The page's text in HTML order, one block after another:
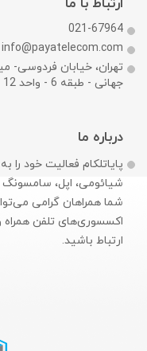
ارتباط با ما
021-67964
info@payatelecom.com
تهران، خیابان فردوسی-
جهانی - طبقه 6 - واحد 12
درباره ما
پایاتلکام فعالیت خود
شیائومی، اپل، سامسونگ
شما همراهان گرامی
اکسسوری‌های تلفن همراه و
ارتباط باشید.